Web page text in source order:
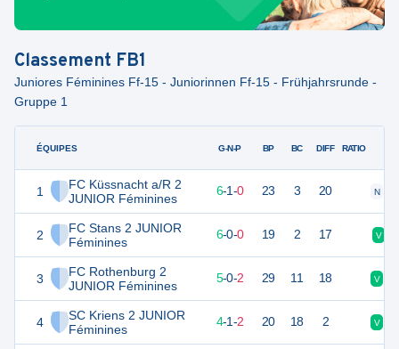
Classement FB1
Juniores Féminines Ff-15 - Juniorinnen Ff-15 - Frühjahrsrunde -
Gruppe 1
ÉQUIPES
1
FC Küssnacht a/R 2
JUNIOR Féminines
2
FC Stans 2 JUNIOR
Féminines
3
FC Rothenburg 2
JUNIOR Féminines
4
SC Kriens 2 JUNIOR
Féminines
G-N-P BP BC DIFF RATIO
19 6-1-0 23 3 20 N
18 6-0-0 19 2 17 V
15 5-0-2 29 11 18 V
13 4-1-2 20 18 2 V